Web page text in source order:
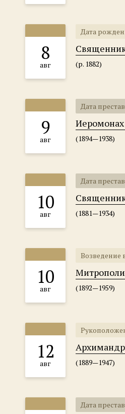
8
авг
Дата
(р. 1882)
9
авг
Дата
(1894—1938)
10
авг
Дата
(1881—1934)
10
авг
Возведение
(1892—1959)
12
авг (1889—1947)
Дата